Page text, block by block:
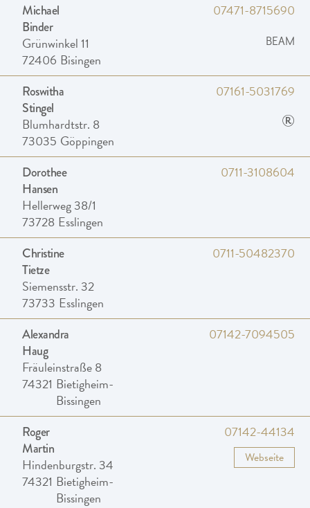
Michael
Binder
Grünwinkel 11
72406 Bisingen
07471-8715690
BEAM
Roswitha
Stingel
Blumhardtstr. 8
73035 Göppingen
07161-5031769
®
Dorothee
Hansen
Hellerweg 38/1
73728 Esslingen
0711-3108604
Christine
Tietze
Siemensstr. 32
73733 Esslingen
0711-50482370
Alexandra
Haug
Fräuleinstraße 8
74321 Bietigheim-
Bissingen
07142-7094505
Roger
Martin
Hindenburgstr. 34
74321 Bietigheim-
Bissingen
07142-44134
Webseite